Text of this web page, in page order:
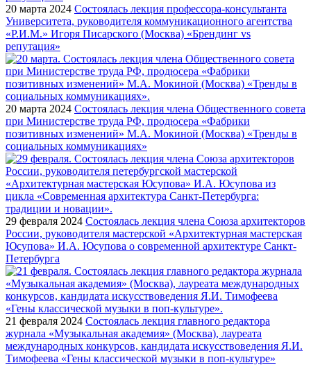
20 марта 2024 Состоялась лекция профессора-консультанта
Университета, руководителя коммуникационного агентства
«Р.И.М.» Игоря Писарского (Москва) «Брендинг vs
репутация»
20 марта 2024 Состоялась лекция члена Общественного совета
при Министерстве труда РФ, продюсера «Фабрики
позитивных изменений» М.А. Мокиной (Москва) «Тренды в
социальных коммуникациях»
29 февраля 2024 Состоялась лекция члена Союза архитекторов
России, руководителя мастерской «Архитектурная мастерская
Юсупова» И.А. Юсупова о современной архитектуре Санкт-
Петербурга
21 февраля 2024 Состоялась лекция главного редактора
журнала «Музыкальная академия» (Москва), лауреата
международных конкурсов, кандидата искусствоведения Я.И.
Тимофеева «Гены классической музыки в поп-культуре»